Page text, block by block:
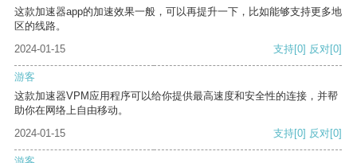
这款加速器app的加速效果一般，可以再提升一下，比如能够支持更多地
区的线路。
2024-01-15
支持[0] 反对[0]
游客
这款加速器VPM应用程序可以给你提供最高速度和安全性的连接，并帮
助你在网络上自由移动。
2024-01-15
支持[0] 反对[0]